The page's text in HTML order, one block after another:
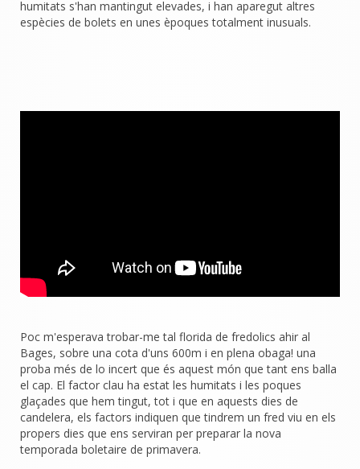
humitats s'han mantingut elevades, i han aparegut altres
espècies de bolets en unes èpoques totalment inusuals.
Poc m'esperava trobar-me tal florida de fredolics ahir al
Bages, sobre una cota d'uns 600m i en plena obaga! una
proba més de lo incert que és aquest món que tant ens balla
el cap. El factor clau ha estat les humitats i les poques
glaçades que hem tingut, tot i que en aquests dies de
candelera, els factors indiquen que tindrem un fred viu en els
propers dies que ens serviran per preparar la nova
temporada boletaire de primavera.